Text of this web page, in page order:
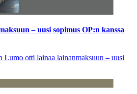
– uusi sopimus OP:n kanssa
Lumo otti lainaa lainanmaksuun – uusi